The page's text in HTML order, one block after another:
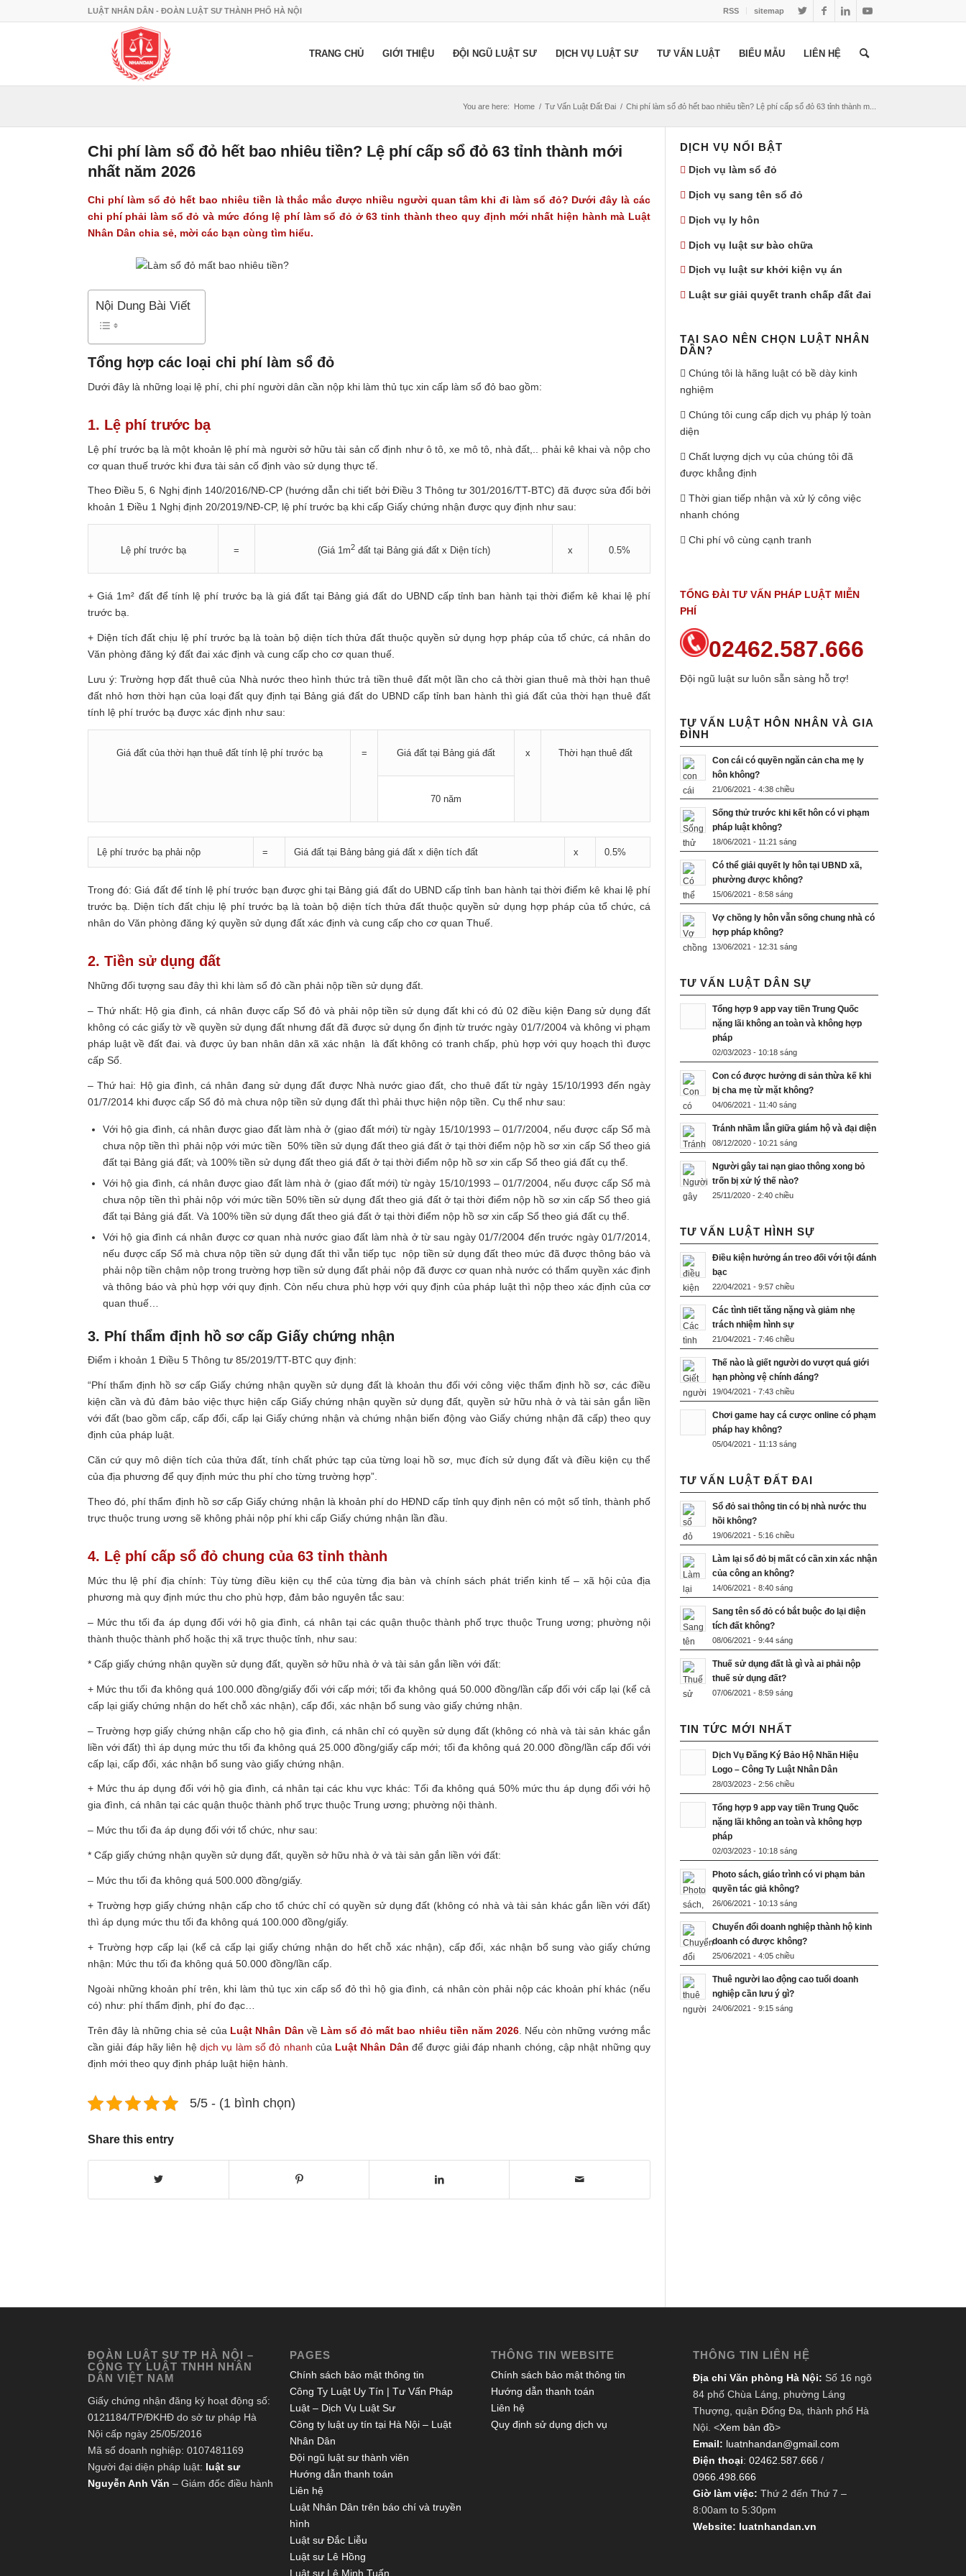
RSS sitemap
LUẬT NHÂN DÂN - ĐOÀN LUẬT SƯ THÀNH PHỐ HÀ NỘI
TRANG CHỦ GIỚI THIỆU ĐỘI NGŨ LUẬT SƯ DỊCH VỤ LUẬT SƯ TƯ VẤN LUẬT BIỂU MẪU LIÊN HỆ
You are here: Home / Tư Vấn Luật Đất Đai / Chi phí làm sổ đỏ hết bao nhiêu tiền? Lệ phí cấp sổ đỏ 63 tỉnh thành m...
Chi phí làm sổ đỏ hết bao nhiêu tiền? Lệ phí cấp sổ đỏ 63 tỉnh thành mới
nhất năm 2026
Chi phí làm sổ đỏ hết bao nhiêu tiền là thắc mắc được nhiều người quan tâm khi đi làm sổ đỏ? Dưới đây là các
chi phí phải làm sổ đỏ và mức đóng lệ phí làm sổ đỏ ở 63 tỉnh thành theo quy định mới nhất hiện hành mà Luật
Nhân Dân chia sẻ, mời các bạn cùng tìm hiểu.
Nội Dung Bài Viết
Tổng hợp các loại chi phí làm sổ đỏ
Dưới đây là những loại lệ phí, chi phí người dân cần nộp khi làm thủ tục xin cấp làm sổ đỏ bao gồm:
1. Lệ phí trước bạ
Lệ phí trước bạ là một khoản lệ phí mà người sở hữu tài sản cố định như ô tô, xe mô tô, nhà đất,.. phải kê khai và nộp cho
cơ quan thuế trước khi đưa tài sản cố định vào sử dụng thực tế.
Theo Điều 5, 6 Nghị định 140/2016/NĐ-CP (hướng dẫn chi tiết bởi Điều 3 Thông tư 301/2016/TT-BTC) đã được sửa đổi bởi
khoản 1 Điều 1 Nghị định 20/2019/NĐ-CP, lệ phí trước bạ khi cấp Giấy chứng nhận được quy định như sau:
Lệ phí trước bạ = (Giá 1m2đất tại Bảng giá đất x Diện tích) x 0.5%
+ Giá 1m² đất để tính lệ phí trước bạ là giá đất tại Bảng giá đất do UBND cấp tỉnh ban hành tại thời điểm kê khai lệ phí
trước bạ.
+ Diện tích đất chịu lệ phí trước bạ là toàn bộ diện tích thửa đất thuộc quyền sử dụng hợp pháp của tổ chức, cá nhân do
Văn phòng đăng ký đất đai xác định và cung cấp cho cơ quan thuế.
Lưu ý: Trường hợp đất thuê của Nhà nước theo hình thức trả tiền thuê đất một lần cho cả thời gian thuê mà thời hạn thuê
đất nhỏ hơn thời hạn của loại đất quy định tại Bảng giá đất do UBND cấp tỉnh ban hành thì giá đất của thời hạn thuê đất
tính lệ phí trước bạ được xác định như sau:
Giá đất của thời hạn thuê đất tính lệ phí trước bạ = Giá đất tại Bảng giá đất x Thời hạn thuê đất
70 năm
Lệ phí trước bạ phải nộp = Giá đất tại Bảng bảng giá đất x diện tích đất x 0.5%
Trong đó: Giá đất để tính lệ phí trước bạn được ghi tại Bảng giá đất do UBND cấp tỉnh ban hành tại thời điểm kê khai lệ phí
trước bạ. Diện tích đất chịu lệ phí trước bạ là toàn bộ diện tích thửa đất thuộc quyền sử dụng hợp pháp của tổ chức, cá
nhân do Văn phòng đăng ký quyền sử dụng đất xác định và cung cấp cho cơ quan Thuế.
2. Tiền sử dụng đất
Những đối tượng sau đây thì khi làm sổ đỏ cần phải nộp tiền sử dụng đất.
– Thứ nhất: Hộ gia đình, cá nhân được cấp Sổ đỏ và phải nộp tiền sử dụng đất khi có đủ 02 điều kiện Đang sử dụng đất
không có các giấy tờ về quyền sử dụng đất nhưng đất đã được sử dụng ổn định từ trước ngày 01/7/2004 và không vi phạm
pháp luật về đất đai. và được ủy ban nhân dân xã xác nhận là đất không có tranh chấp, phù hợp với quy hoạch thì được
cấp Sổ.
– Thứ hai: Hộ gia đình, cá nhân đang sử dụng đất được Nhà nước giao đất, cho thuê đất từ ngày 15/10/1993 đến ngày
01/7/2014 khi được cấp Sổ đỏ mà chưa nộp tiền sử dụng đất thì phải thực hiện nộp tiền. Cụ thể như sau:
Với hộ gia đình, cá nhân được giao đất làm nhà ở (giao đất mới) từ ngày 15/10/1993 – 01/7/2004, nếu được cấp Sổ mà
chưa nộp tiền thì phải nộp với mức tiền 50% tiền sử dụng đất theo giá đất ở tại thời điểm nộp hồ sơ xin cấp Sổ theo giá
đất tại Bảng giá đất; và 100% tiền sử dụng đất theo giá đất ở tại thời điểm nộp hồ sơ xin cấp Sổ theo giá đất cụ thể.
Với hộ gia đình, cá nhân được giao đất làm nhà ở (giao đất mới) từ ngày 15/10/1993 – 01/7/2004, nếu được cấp Sổ mà
chưa nộp tiền thì phải nộp với mức tiền 50% tiền sử dụng đất theo giá đất ở tại thời điểm nộp hồ sơ xin cấp Sổ theo giá
đất tại Bảng giá đất. Và 100% tiền sử dụng đất theo giá đất ở tại thời điểm nộp hồ sơ xin cấp Sổ theo giá đất cụ thể.
Với hộ gia đình cá nhân được cơ quan nhà nước giao đất làm nhà ở từ sau ngày 01/7/2004 đến trước ngày 01/7/2014,
nếu được cấp Sổ mà chưa nộp tiền sử dụng đất thì vẫn tiếp tục nộp tiền sử dụng đất theo mức đã được thông báo và
phải nộp tiền chậm nộp trong trường hợp tiền sử dụng đất phải nộp đã được cơ quan nhà nước có thẩm quyền xác định
và thông báo và phù hợp với quy định. Còn nếu chưa phù hợp với quy định của pháp luật thì nộp theo xác định của cơ
quan thuế…
3. Phí thẩm định hồ sơ cấp Giấy chứng nhận
Điểm i khoản 1 Điều 5 Thông tư 85/2019/TT-BTC quy định:
“Phí thẩm định hồ sơ cấp Giấy chứng nhận quyền sử dụng đất là khoản thu đối với công việc thẩm định hồ sơ, các điều
kiện cần và đủ đảm bảo việc thực hiện cấp Giấy chứng nhận quyền sử dụng đất, quyền sử hữu nhà ở và tài sản gắn liền
với đất (bao gồm cấp, cấp đổi, cấp lại Giấy chứng nhận và chứng nhận biến động vào Giấy chứng nhận đã cấp) theo quy
định của pháp luật.
Căn cứ quy mô diện tích của thửa đất, tính chất phức tạp của từng loại hồ sơ, mục đích sử dụng đất và điều kiện cụ thể
của địa phương để quy định mức thu phí cho từng trường hợp”.
Theo đó, phí thẩm định hồ sơ cấp Giấy chứng nhận là khoản phí do HĐND cấp tỉnh quy định nên có một số tỉnh, thành phố
trực thuộc trung ương sẽ không phải nộp phí khi cấp Giấy chứng nhận lần đầu.
4. Lệ phí cấp sổ đỏ chung của 63 tỉnh thành
Mức thu lệ phí địa chính: Tùy từng điều kiện cụ thể của từng địa bàn và chính sách phát triển kinh tế – xã hội của địa
phương mà quy định mức thu cho phù hợp, đảm bảo nguyên tắc sau:
– Mức thu tối đa áp dụng đối với hộ gia đình, cá nhân tại các quận thuộc thành phố trực thuộc Trung ương; phường nội
thành thuộc thành phố hoặc thị xã trực thuộc tỉnh, như sau:
* Cấp giấy chứng nhận quyền sử dụng đất, quyền sở hữu nhà ở và tài sản gắn liền với đất:
+ Mức thu tối đa không quá 100.000 đồng/giấy đối với cấp mới; tối đa không quá 50.000 đồng/lần cấp đối với cấp lại (kể cả
cấp lại giấy chứng nhận do hết chỗ xác nhận), cấp đổi, xác nhận bổ sung vào giấy chứng nhận.
– Trường hợp giấy chứng nhận cấp cho hộ gia đình, cá nhân chỉ có quyền sử dụng đất (không có nhà và tài sản khác gắn
liền với đất) thì áp dụng mức thu tối đa không quá 25.000 đồng/giấy cấp mới; tối đa không quá 20.000 đồng/lần cấp đối với
cấp lại, cấp đổi, xác nhận bổ sung vào giấy chứng nhận.
+ Mức thu áp dụng đối với hộ gia đình, cá nhân tại các khu vực khác: Tối đa không quá 50% mức thu áp dụng đối với hộ
gia đình, cá nhân tại các quận thuộc thành phố trực thuộc Trung ương; phường nội thành.
– Mức thu tối đa áp dụng đối với tổ chức, như sau:
* Cấp giấy chứng nhận quyền sử dụng đất, quyền sở hữu nhà ở và tài sản gắn liền với đất:
– Mức thu tối đa không quá 500.000 đồng/giấy.
+ Trường hợp giấy chứng nhận cấp cho tổ chức chỉ có quyền sử dụng đất (không có nhà và tài sản khác gắn liền với đất)
thì áp dụng mức thu tối đa không quá 100.000 đồng/giấy.
+ Trường hợp cấp lại (kể cả cấp lại giấy chứng nhận do hết chỗ xác nhận), cấp đổi, xác nhận bổ sung vào giấy chứng
nhận: Mức thu tối đa không quá 50.000 đồng/lần cấp.
Ngoài những khoản phí trên, khi làm thủ tục xin cấp sổ đỏ thì hộ gia đình, cá nhân còn phải nộp các khoản phí khác (nếu
có) như: phí thẩm định, phí đo đạc…
Trên đây là những chia sẻ của Luật Nhân Dân về Làm sổ đỏ mất bao nhiêu tiền năm 2026. Nếu còn những vướng mắc
cần giải đáp hãy liên hệ dịch vụ làm sổ đỏ nhanh của Luật Nhân Dân để được giải đáp nhanh chóng, cập nhật những quy
định mới theo quy định pháp luật hiện hành.
5/5 - (1 bình chọn)
Share this entry
DỊCH VỤ NỔI BẬT
Dịch vụ làm sổ đỏ
Dịch vụ sang tên sổ đỏ
Dịch vụ ly hôn
Dịch vụ luật sư bào chữa
Dịch vụ luật sư khởi kiện vụ án
Luật sư giải quyết tranh chấp đất đai
TẠI SAO NÊN CHỌN LUẬT NHÂN
DÂN?
Chúng tôi là hãng luật có bề dày kinh
nghiệm
Chúng tôi cung cấp dịch vụ pháp lý toàn
diện
Chất lượng dịch vụ của chúng tôi đã
được khẳng định
Thời gian tiếp nhận và xử lý công việc
nhanh chóng
Chi phí vô cùng cạnh tranh
TỔNG ĐÀI TƯ VẤN PHÁP LUẬT MIỄN
PHÍ
02462.587.666
Đội ngũ luật sư luôn sẵn sàng hỗ trợ!
TƯ VẤN LUẬT HÔN NHÂN VÀ GIA
ĐÌNH
Con cái có quyền ngăn cản cha mẹ ly
hôn không?
21/06/2021 - 4:38 chiều
Sống thử trước khi kết hôn có vi phạm
pháp luật không?
18/06/2021 - 11:21 sáng
Có thể giải quyết ly hôn tại UBND xã,
phường được không?
15/06/2021 - 8:58 sáng
Vợ chồng ly hôn vẫn sống chung nhà có
hợp pháp không?
13/06/2021 - 12:31 sáng
TƯ VẤN LUẬT DÂN SỰ
Tổng hợp 9 app vay tiền Trung Quốc
nặng lãi không an toàn và không hợp
pháp
02/03/2023 - 10:18 sáng
Con có được hưởng di sản thừa kế khi
bị cha mẹ từ mặt không?
04/06/2021 - 11:40 sáng
Tránh nhầm lẫn giữa giám hộ và đại diện
08/12/2020 - 10:21 sáng
Người gây tai nạn giao thông xong bỏ
trốn bị xử lý thế nào?
25/11/2020 - 2:40 chiều
TƯ VẤN LUẬT HÌNH SỰ
Điều kiện hưởng án treo đối với tội đánh
bạc
22/04/2021 - 9:57 chiều
Các tình tiết tăng nặng và giảm nhẹ
trách nhiệm hình sự
21/04/2021 - 7:46 chiều
Thế nào là giết người do vượt quá giới
hạn phòng vệ chính đáng?
19/04/2021 - 7:43 chiều
Chơi game hay cá cược online có phạm
pháp hay không?
05/04/2021 - 11:13 sáng
TƯ VẤN LUẬT ĐẤT ĐAI
Sổ đỏ sai thông tin có bị nhà nước thu
hồi không?
19/06/2021 - 5:16 chiều
Làm lại sổ đỏ bị mất có cần xin xác nhận
của công an không?
14/06/2021 - 8:40 sáng
Sang tên sổ đỏ có bắt buộc đo lại diện
tích đất không?
08/06/2021 - 9:44 sáng
Thuế sử dụng đất là gì và ai phải nộp
thuế sử dụng đất?
07/06/2021 - 8:59 sáng
TIN TỨC MỚI NHẤT
Dịch Vụ Đăng Ký Bảo Hộ Nhãn Hiệu
Logo – Công Ty Luật Nhân Dân
28/03/2023 - 2:56 chiều
Tổng hợp 9 app vay tiền Trung Quốc
nặng lãi không an toàn và không hợp
pháp
02/03/2023 - 10:18 sáng
Photo sách, giáo trình có vi phạm bản
quyền tác giả không?
26/06/2021 - 10:13 sáng
Chuyển đổi doanh nghiệp thành hộ kinh
doanh có được không?
25/06/2021 - 4:05 chiều
Thuê người lao động cao tuổi doanh
nghiệp cần lưu ý gì?
24/06/2021 - 9:15 sáng
ĐOÀN LUẬT SƯ TP HÀ NỘI –
CÔNG TY LUẬT TNHH NHÂN
DÂN VIỆT NAM
Giấy chứng nhận đăng ký hoạt động số:
0121184/TP/ĐKHĐ do sở tư pháp Hà
Nội cấp ngày 25/05/2016
Mã số doanh nghiệp: 0107481169
Người đại diện pháp luật: luật sư
Nguyễn Anh Văn – Giám đốc điều hành
PAGES
Chính sách bảo mật thông tin
Công Ty Luật Uy Tín | Tư Vấn Pháp
Luật – Dịch Vụ Luật Sư
Công ty luật uy tín tại Hà Nội – Luật
Nhân Dân
Đội ngũ luật sư thành viên
Hướng dẫn thanh toán
Liên hệ
Luật Nhân Dân trên báo chí và truyền
hình
Luật sư Đắc Liễu
Luật sư Lê Hồng
Luật sư Lê Minh Tuấn
THÔNG TIN WEBSITE
Chính sách bảo mật thông tin
Hướng dẫn thanh toán
Liên hệ
Quy định sử dụng dịch vụ
THÔNG TIN LIÊN HỆ
Địa chỉ Văn phòng Hà Nội: Số 16 ngõ
84 phố Chùa Láng, phường Láng
Thượng, quận Đống Đa, thành phố Hà
Nội. <Xem bản đồ>
Email: luatnhandan@gmail.com
Điện thoại: 02462.587.666 /
0966.498.666
Giờ làm việc: Thứ 2 đến Thứ 7 –
8:00am to 5:30pm
Website: luatnhandan.vn